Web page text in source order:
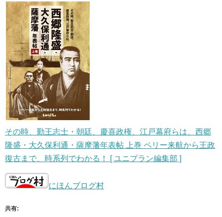
その時、勤王志士・朝廷、慶喜政権、江戸幕府らは、西郷
隆盛・大久保利通・薩摩藩年表帖 上巻 ペリー来航から王政
復古まで、時系列でわかる！ [ ユニプラン編集部 ]
にほんブログ村
共有: